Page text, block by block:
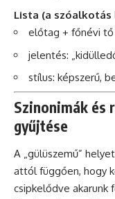
Lista (a szóalkotás
előtag + főnévi
jelentés:
stílus: képszerű,
Szinonimák és
gyűjtése
A „gülüszemű”
attól függően, hogy
csipkelődve akarunk